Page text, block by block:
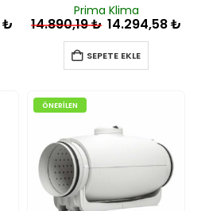
₺
Prima Klima
14.890,19₺ 14.294,58₺
SEPETE EKLE
ÖNERILEN